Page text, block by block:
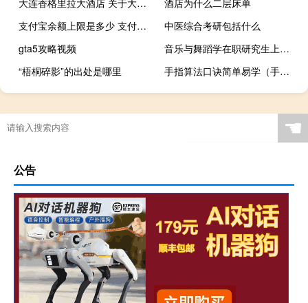
大连香格里拉大酒店 关于大连香格里拉大酒店的介绍
酒店为什么二层床单
支付宝余额上限是多少 支付宝余额上限
中医综合考研包括什么
gta5攻略视频
音乐与舞蹈学在职研究生上课会和与工作冲突吗
“梧桐碎影”的出处是哪里
手指算法口诀简单易学（手指算法）
☚
公告